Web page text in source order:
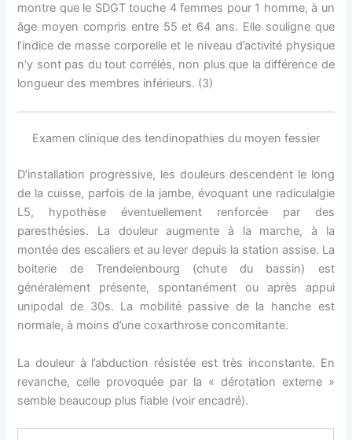
montre que le SDGT touche 4 femmes pour 1 homme, à un
âge moyen compris entre 55 et 64 ans. Elle souligne que
l’indice de masse corporelle et le niveau d’activité physique
n’y sont pas du tout corrélés, non plus que la différence de
longueur des membres inférieurs. (3)
Examen clinique des tendinopathies du moyen fessier
D’installation progressive, les douleurs descendent le long
de la cuisse, parfois de la jambe, évoquant une radiculalgie
L5, hypothèse éventuellement renforcée par des
paresthésies. La douleur augmente à la marche, à la
montée des escaliers et au lever depuis la station assise. La
boiterie de Trendelenbourg (chute du bassin) est
généralement présente, spontanément ou après appui
unipodal de 30s. La mobilité passive de la hanche est
normale, à moins d’une coxarthrose concomitante.
La douleur à l’abduction résistée est très inconstante. En
revanche, celle provoquée par la « dérotation externe »
semble beaucoup plus fiable (voir encadré).